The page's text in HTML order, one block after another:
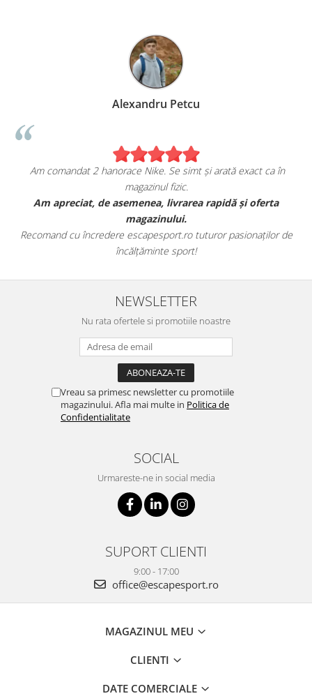
Alexandru Petcu
Am comandat 2 hanorace Nike. Se simt și arată exact ca în
magazinul fizic.
Am apreciat, de asemenea, livrarea rapidă și oferta
magazinului.
Recomand cu încredere escapesport.ro tuturor pasionaților de
încălțăminte sport!
NEWSLETTER
Nu rata ofertele si promotiile noastre
Vreau sa primesc newsletter cu promotiile
magazinului. Afla mai multe in Politica de
Confidentialitate
SOCIAL
Urmareste-ne in social media
SUPORT CLIENTI
9:00 - 17:00
office@escapesport.ro
MAGAZINUL MEU
CLIENTI
DATE COMERCIALE